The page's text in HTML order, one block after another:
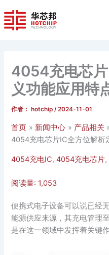
至
内
4054充电芯
义功能应用特
作者： hotchip/2024-11-01
首页 新闻中心
产品相关
4054充电芯片IC全方位解析
4054充电IC,4054充电芯片,
阅读量: 1,053
便携式电子设备可以说已经
能源供应来源，其充电管理
是在这一领域中发挥着关键